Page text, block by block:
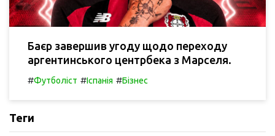
Баєр завершив угоду щодо переходу
аргентинського центрбека з Марселя.
#Футболіст #Іспанія #Бізнес
Теги